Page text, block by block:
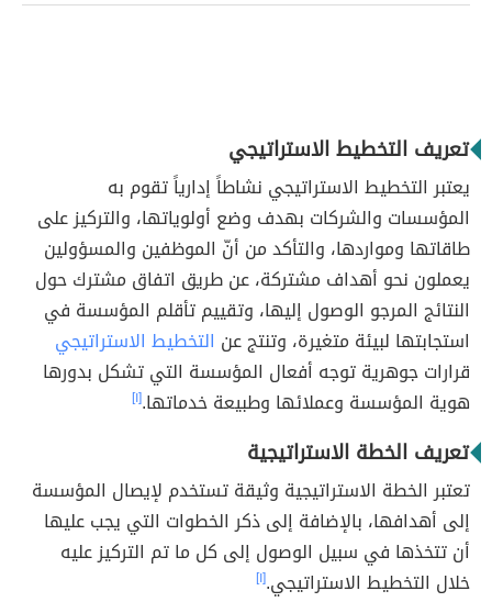
تعريف التخطيط الاستراتيجي
يعتبر التخطيط الاستراتيجي نشاطاً إدارياً تقوم به
المؤسسات والشركات بهدف وضع أولوياتها، والتركيز على
طاقاتها ومواردها، والتأكد من أنّ الموظفين والمسؤولين
يعملون نحو أهداف مشتركة، عن طريق اتفاق مشترك حول
النتائج المرجو الوصول إليها، وتقييم تأقلم المؤسسة في
استجابتها لبيئة متغيرة، وتنتج عن التخطيط الاستراتيجي
قرارات جوهرية توجه أفعال المؤسسة التي تشكل بدورها
هوية المؤسسة وعملائها وطبيعة خدماتها.[١]
تعريف الخطة الاستراتيجية
تعتبر الخطة الاستراتيجية وثيقة تستخدم لإيصال المؤسسة
إلى أهدافها، بالإضافة إلى ذكر الخطوات التي يجب عليها
أن تتخذها في سبيل الوصول إلى كل ما تم التركيز عليه
خلال التخطيط الاستراتيجي.[١]